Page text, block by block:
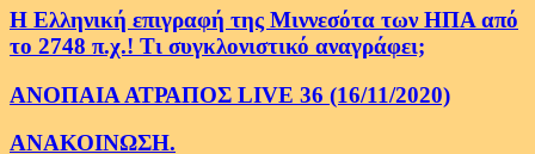
Η Ελληνική επιγραφή της Μιννεσότα των ΗΠΑ από
το 2748 π.χ.! Τι συγκλονιστικό αναγράφει;
ΑΝΟΠΑΙΑ ΑΤΡΑΠΟΣ LIVE 36 (16/11/2020)
ΑΝΑΚΟΙΝΩΣΗ.